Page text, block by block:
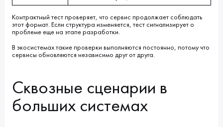
Контрактный тест проверяет, что сервис продолжает соблюдать
этот формат. Если структура изменяется, тест сигнализирует о
проблеме еще на этапе разработки.
В экосистемах такие проверки выполняются постоянно, потому что
сервисы обновляются независимо друг от друга.
Сквозные сценарии в
больших системах